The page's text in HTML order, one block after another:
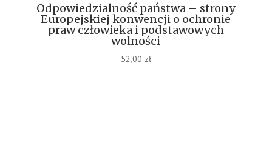
Odpowiedzialność państwa – strony
Europejskiej konwencji o ochronie
praw człowieka i podstawowych
wolności
52,00 zł